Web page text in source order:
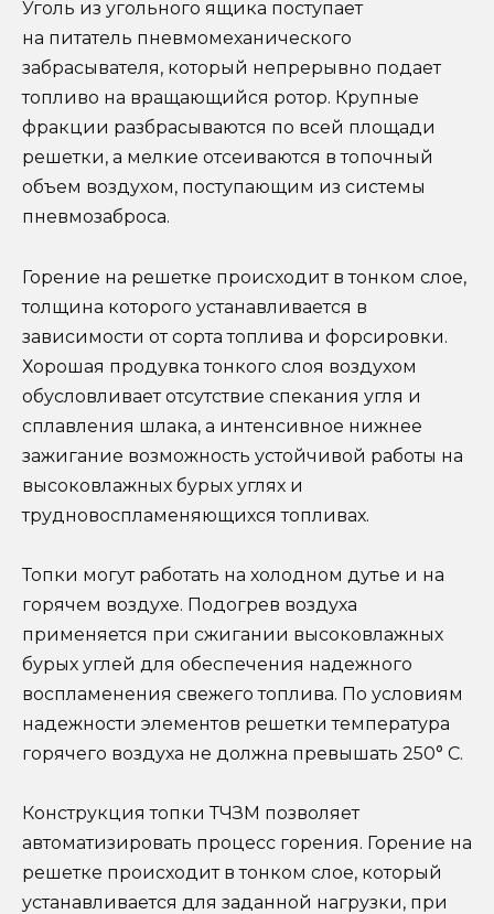
Уголь из угольного ящика поступает
на питатель пневмомеханического
забрасывателя, который непрерывно подает
топливо на вращающийся ротор. Крупные
фракции разбрасываются по всей площади
решетки, а мелкие отсеиваются в топочный
объем воздухом, поступающим из системы
пневмозаброса.
Горение на решетке происходит в тонком слое,
толщина которого устанавливается в
зависимости от сорта топлива и форсировки.
Хорошая продувка тонкого слоя воздухом
обусловливает отсутствие спекания угля и
сплавления шлака, а интенсивное нижнее
зажигание возможность устойчивой работы на
высоковлажных бурых углях и
трудновоспламеняющихся топливах.
Топки могут работать на холодном дутье и на
горячем воздухе. Подогрев воздуха
применяется при сжигании высоковлажных
бурых углей для обеспечения надежного
воспламенения свежего топлива. По условиям
надежности элементов решетки температура
горячего воздуха не должна превышать 250° С.
Конструкция топки ТЧЗМ позволяет
автоматизировать процесс горения. Горение на
решетке происходит в тонком слое, который
устанавливается для заданной нагрузки, при